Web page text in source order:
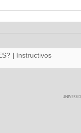
| Instructivos